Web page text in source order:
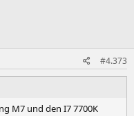
#4.373
M7 und den I7 7700K